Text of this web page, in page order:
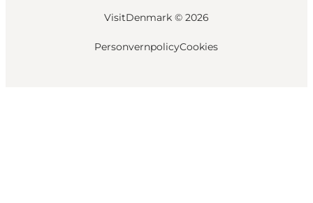
VisitDenmark © 2026
PersonvernpolicyCookies